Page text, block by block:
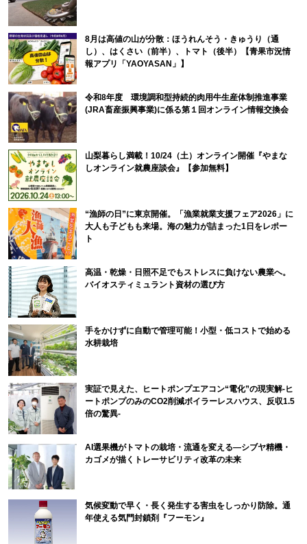
8月は高値の山が分散：ほうれんそう・きゅうり（通
し）、はくさい（前半）、トマト（後半）【青果市況情
報アプリ「YAOYASAN」】
令和8年度 環境調和型持続的肉用牛生産体制推進事業
(JRA畜産振興事業)に係る第１回オンライン情報交換会
山梨暮らし満載！10/24（土）オンライン開催『やまな
しオンライン就農座談会』【参加無料】
“漁師の日”に東京開催。「漁業就業支援フェア2026」に
大人も子どもも来場。海の魅力が詰まった1日をレポー
ト
高温・乾燥・日照不足でもストレスに負けない農業へ。
バイオスティミュラント資材の選び方
手をかけずに自動で管理可能！小型・低コストで始める
水耕栽培
実証で見えた、ヒートポンプエアコン“電化”の現実解-ヒ
ートポンプのみのCO2削減ボイラーレスハウス、反収1.5
倍の驚異-
AI選果機がトマトの栽培・流通を変える―シブヤ精機・
カゴメが描くトレーサビリティ改革の未来
気候変動で早く・長く発生する害虫をしっかり防除。通
年使える気門封鎖剤『フーモン』